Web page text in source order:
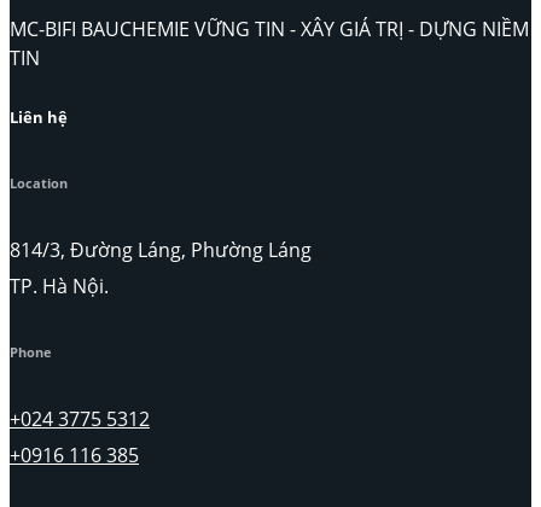
MC-BIFI BAUCHEMIE VỮNG TIN - XÂY GIÁ TRỊ - DỰNG NIỀM
TIN
Liên hệ
Location
814/3, Đường Láng, Phường Láng
TP. Hà Nội.
Phone
+024 3775 5312
+0916 116 385